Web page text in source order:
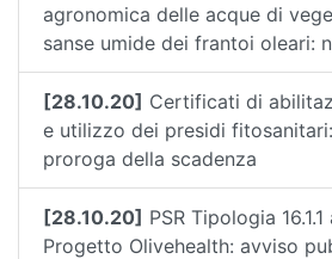
agronomica delle acque di
sanse umide dei frantoi oleari:
[28.10.20] Certificati di
e utilizzo dei presidi
proroga della scadenza
[28.10.20] PSR Tipologia
Progetto Olivehealth: avviso